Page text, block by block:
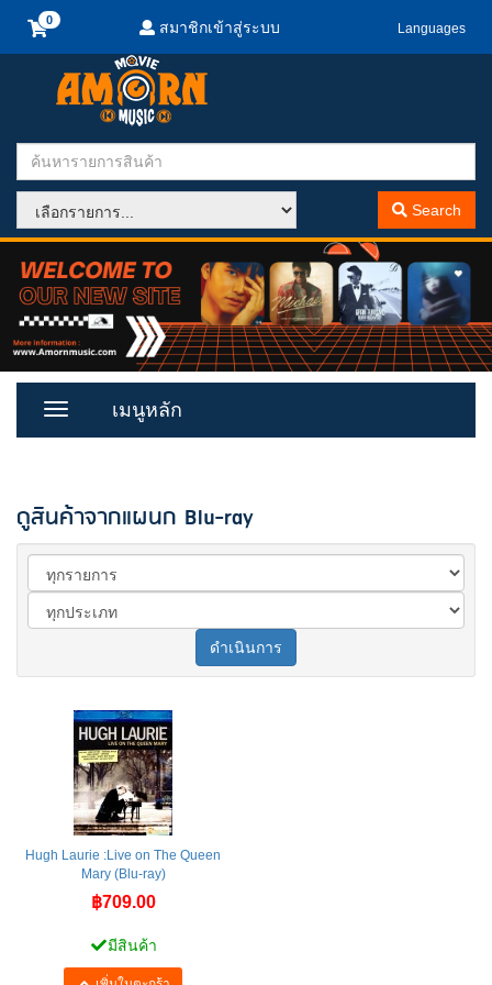
สมาชิกเข้าสู่ระบบ Languages
Search
Toggle
เมนูหลัก
ดูสินค้าจากแผนก Blu-ray
ดำเนินการ
Hugh Laurie :Live on The Queen
Mary (Blu-ray)
฿709.00
มีสินค้า